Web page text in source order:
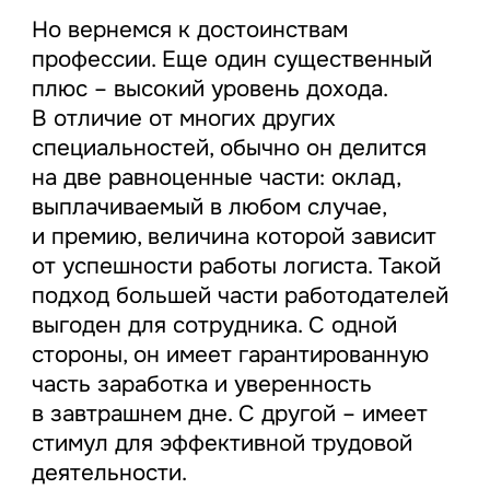
Но вернемся к достоинствам
профессии. Еще один существенный
плюс – высокий уровень дохода.
В отличие от многих других
специальностей, обычно он делится
на две равноценные части: оклад,
выплачиваемый в любом случае,
и премию, величина которой зависит
от успешности работы логиста. Такой
подход большей части работодателей
выгоден для сотрудника. С одной
стороны, он имеет гарантированную
часть заработка и уверенность
в завтрашнем дне. С другой – имеет
стимул для эффективной трудовой
деятельности.